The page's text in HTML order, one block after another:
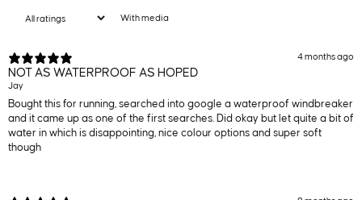
With media
4 months ago
NOT AS WATERPROOF AS HOPED
Jay
Bought this for running, searched into google a waterproof windbreaker
and it came up as one of the first searches. Did okay but let quite a bit of
water in which is disappointing, nice colour options and super soft
though